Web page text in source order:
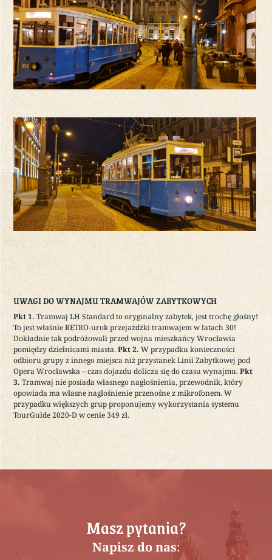
UWAGI DO WYNAJMU TRAMWAJÓW ZABYTKOWYCH
Pkt 1. Tramwaj LH Standard to oryginalny zabytek, jest trochę głośny!
To jest właśnie RETRO-urok przejażdżki tramwajem w latach 30!
Dokładnie tak podróżowali przed wojna mieszkańcy Wrocławia
pomiędzy dzielnicami miasta.Pkt 2. W przypadku konieczności
odbioru grupy z innego miejsca niż przystanek Linii Zabytkowej pod
Opera Wrocławska – czas dojazdu dolicza się do czasu wynajmu.Pkt
3. Tramwaj nie posiada własnego nagłośnienia, przewodnik, który
opowiada ma własne nagłośnienie przenośne z mikrofonem. W
przypadku większych grup proponujemy wykorzystania systemu
TourGuide 2020-D w cenie 349 zł.
Masz pytania?
Napisz do nas: